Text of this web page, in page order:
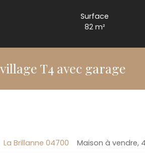
Surface
82 m²
T4 avec garage
La Brillanne 04700 Maison à vendre,